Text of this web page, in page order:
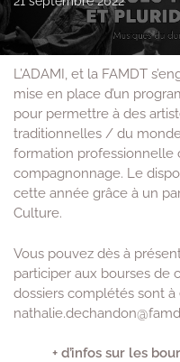
L’ADAMI, et la FAMDT
mise en place d’un
pour permettre à des
traditionnelles / du
formation professionnelle
compagnonnage. Le
cette année grâce à un
Culture.
Vous pouvez dès à
participer aux bourses de
dossiers complétés sont à
+ d’infos sur les